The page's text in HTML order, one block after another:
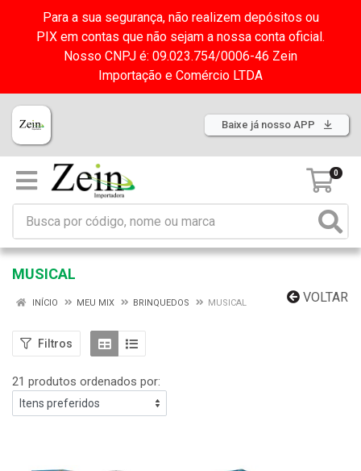
Para a sua segurança, não realizem depósitos ou
PIX em contas que não sejam a nossa conta oficial.
Nosso CNPJ é: 09.023.754/0006-46 Zein
Importação e Comércio LTDA
Baixe já nosso APP
0
MUSICAL
VOLTAR
INÍCIO MEU MIX BRINQUEDOS MUSICAL
Filtros
21 produtos ordenados por: